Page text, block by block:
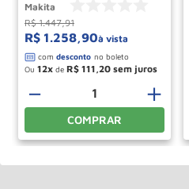
Makita
R$ 1.447,91
R$ 1.258,90à vista
Ou 12 de R$ 111,20
＋
－
COMPRAR